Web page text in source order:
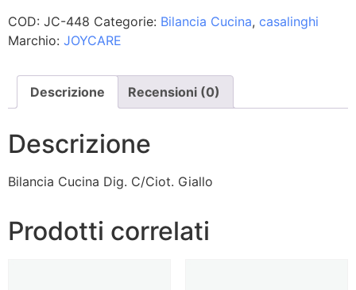
COD: JC-448 Categorie: Bilancia Cucina, casalinghi
Marchio: JOYCARE
Descrizione Recensioni (0)
Descrizione
Bilancia Cucina Dig. C/Ciot. Giallo
Prodotti correlati